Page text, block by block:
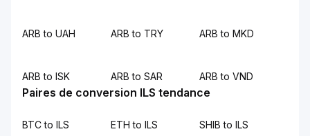
ARB to UAH ARB to TRY ARB to MKD
ARB to ISK ARB to SAR ARB to VND
Paires de conversion ILS tendance
BTC to ILS ETH to ILS SHIB to ILS